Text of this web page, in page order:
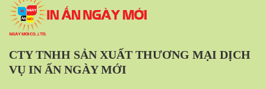
CTY TNHH SẢN XUẤT THƯƠNG MẠI DỊCH
VỤ IN ẤN NGÀY MỚI